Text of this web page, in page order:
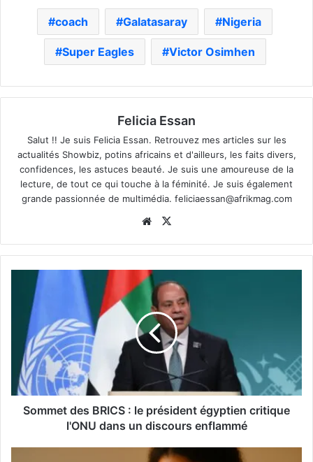
coach Galatasaray Nigeria
Super Eagles Victor Osimhen
Felicia Essan
Salut !! Je suis Felicia Essan. Retrouvez mes articles sur les
actualités Showbiz, potins africains et d'ailleurs, les faits divers,
confidences, les astuces beauté. Je suis une amoureuse de la
lecture, de tout ce qui touche à la féminité. Je suis également
grande passionnée de multimédia. feliciaessan@afrikmag.com
Website
Sommet des BRICS : le président égyptien critique
l'ONU dans un discours enflammé